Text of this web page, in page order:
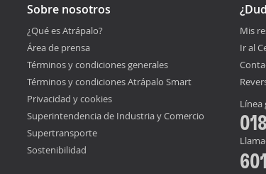
Sobre nosotros
¿Qué es Atrápalo?
Área de prensa
Términos y condiciones generales
Términos y condiciones Atrápalo Smart
Privacidad y cookies
Superintendencia de Industria y Comercio
Supertransporte
Sostenibilidad
Mis
Ir al
Línea